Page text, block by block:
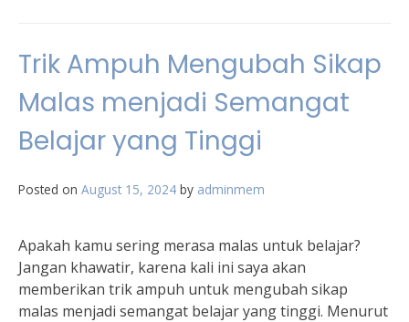
Trik Ampuh Mengubah Sikap
Malas menjadi Semangat
Belajar yang Tinggi
Posted on August 15, 2024 by adminmem
Apakah kamu sering merasa malas untuk belajar?
Jangan khawatir, karena kali ini saya akan
memberikan trik ampuh untuk mengubah sikap
malas menjadi semangat belajar yang tinggi. Menurut